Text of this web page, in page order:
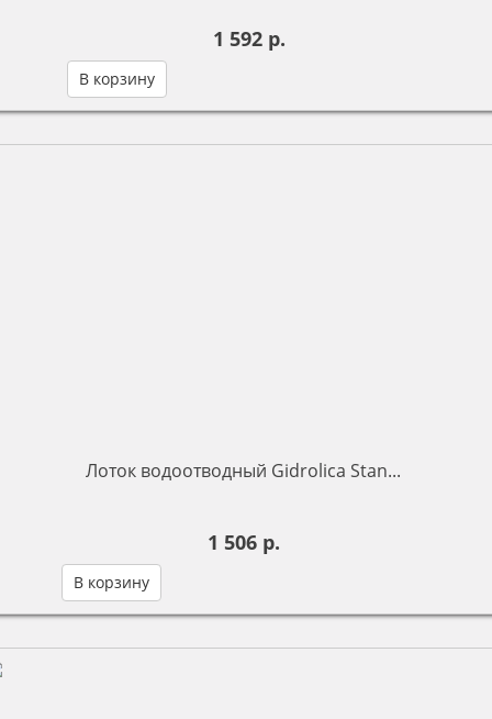
1 592 р.
В корзину
Лоток водоотводный Gidrolica Stan...
1 506 р.
В корзину